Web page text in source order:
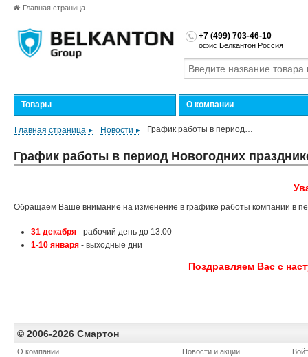
Главная страница
+7 (499) 703-46-10
офис Белкантон Россия
Товары О компании
Главная страница Новости График работы в период…
График работы в период Новогодних
Обращаем Ваше внимание на изменение в графике работы компании в
31 декабря - рабочий день до 13:00
1-10 января - выходные дни
Поздравляем Вас с
© 2006-2026 Смартон
О компании
Новости и акции